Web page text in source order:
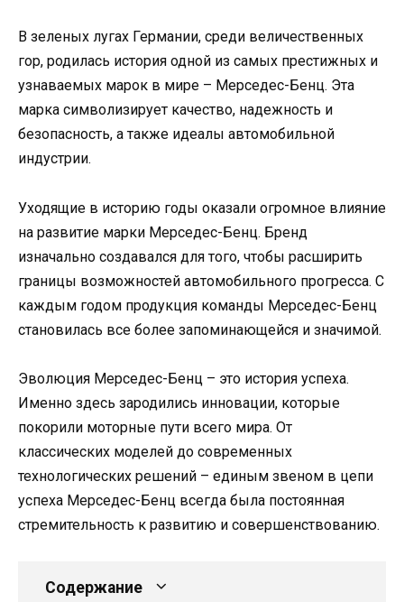
В зеленых лугах Германии, среди величественных
гор, родилась история одной из самых престижных и
узнаваемых марок в мире – Мерседес-Бенц. Эта
марка символизирует качество, надежность и
безопасность, а также идеалы автомобильной
индустрии.
Уходящие в историю годы оказали огромное влияние
на развитие марки Мерседес-Бенц. Бренд
изначально создавался для того, чтобы расширить
границы возможностей автомобильного прогресса. С
каждым годом продукция команды Мерседес-Бенц
становилась все более запоминающейся и значимой.
Эволюция Мерседес-Бенц – это история успеха.
Именно здесь зародились инновации, которые
покорили моторные пути всего мира. От
классических моделей до современных
технологических решений – единым звеном в цепи
успеха Мерседес-Бенц всегда была постоянная
стремительность к развитию и совершенствованию.
Содержание